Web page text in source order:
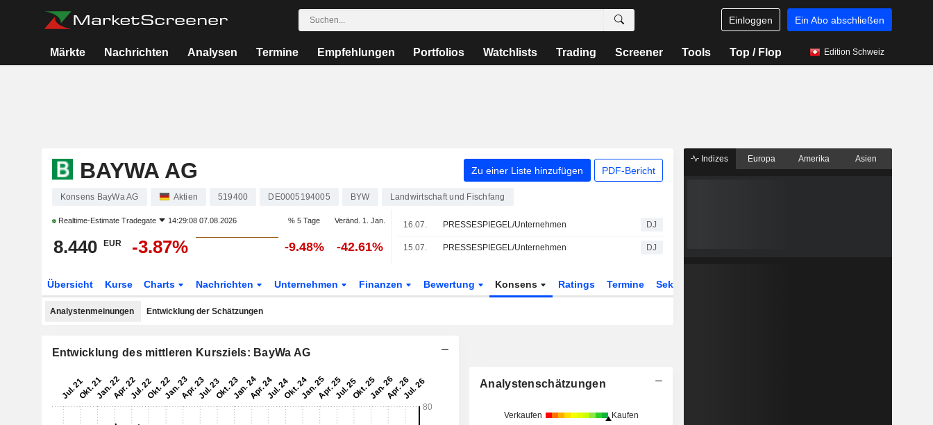
Einloggen Ein Abo abschließen
Märkte Nachrichten Analysen Termine Empfehlungen Portfolios Watchlists Trading Screener Tools Top / Flop Edition Schweiz
BAYWA AG Zu einer Liste hinzufügen PDF-Bericht
Konsens BayWa AG Aktien 519400 DE0005194005 BYW Landwirtschaft und Fischfang
Realtime-Estimate Tradegate 14:29:08 07.08.2026 % 5 Tage Veränd. 1. Jan.
8.440 EUR -3.87% -9.48% -42.61%
16.07. PRESSESPIEGEL/Unternehmen DJ
15.07. PRESSESPIEGEL/Unternehmen DJ
Übersicht Kurse Charts Nachrichten Unternehmen Finanzen Bewertung Konsens Ratings Termine Sektor
Analystenmeinungen Entwicklung der Schätzungen
Entwicklung des mittleren Kursziels: BayWa AG
Analystenschätzungen
Verkaufen Kaufen
Indizes Europa Amerika Asien